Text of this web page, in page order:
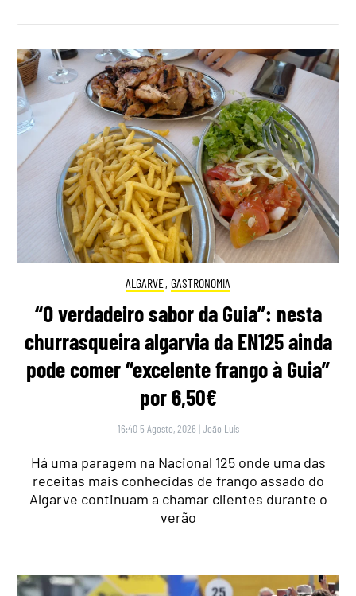
ALGARVE, GASTRONOMIA
“O verdadeiro sabor da Guia”: nesta
churrasqueira algarvia da EN125 ainda
pode comer “excelente frango à Guia”
por 6,50€
16:40 5 Agosto, 2026 |João Luís
Há uma paragem na Nacional 125 onde uma das
receitas mais conhecidas de frango assado do
Algarve continuam a chamar clientes durante o
verão